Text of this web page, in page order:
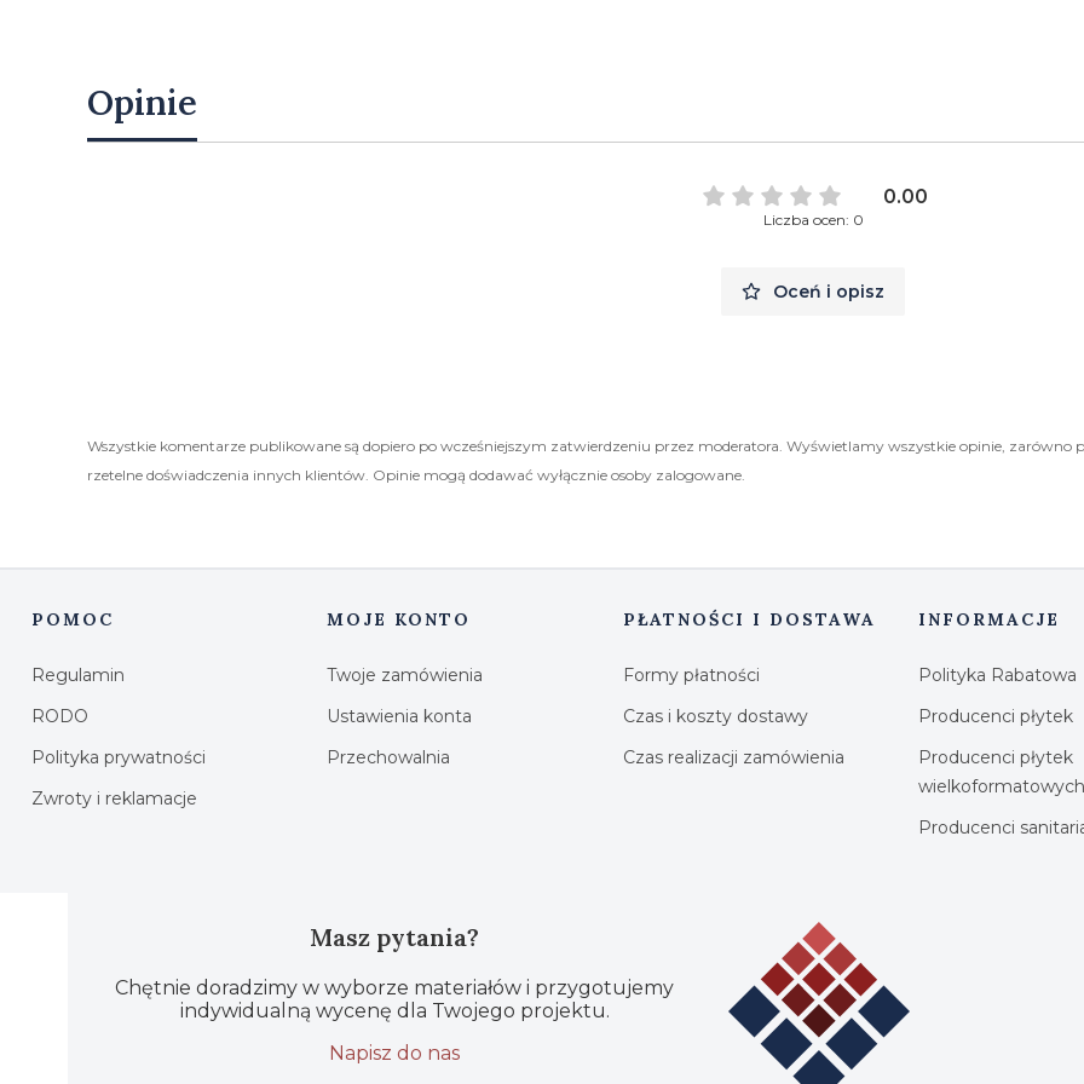
Opinie
0.00
Liczba ocen: 0
Oceń i opisz
Wszystkie komentarze publikowane są dopiero po wcześniejszym zatwierdzeniu przez moderatora. Wyświetlamy wszystkie opinie,
rzetelne doświadczenia innych klientów. Opinie mogą dodawać wyłącznie osoby zalogowane.
Linki w stopce
POMOC
Regulamin
RODO
Polityka prywatności
Zwroty i reklamacje
MOJE KONTO
Twoje zamówienia
Ustawienia konta
Przechowalnia
PŁATNOŚCI I DOSTAWA
Formy płatności
Czas i koszty dostawy
Czas realizacji zamówienia
INFORMACJE
Polityka Rabatowa
Producenci płytek
Producenci płytek
Producenci
Masz pytania?
Chętnie doradzimy w wyborze materiałów i przygotujemy
indywidualną wycenę dla Twojego projektu.
Napisz do nas